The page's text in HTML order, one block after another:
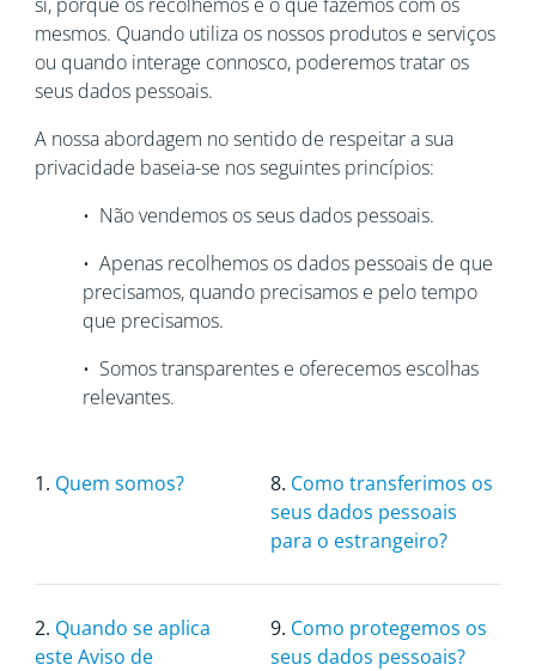
mesmos. Quando utiliza os nossos produtos e serviços
ou quando interage connosco, poderemos tratar os
seus dados pessoais.
A nossa abordagem no sentido de respeitar a sua
privacidade baseia-se nos seguintes princípios:
• Não vendemos os seus dados pessoais.
• Apenas recolhemos os dados pessoais de que
precisamos, quando precisamos e pelo tempo
que precisamos.
• Somos transparentes e oferecemos escolhas
relevantes.
1. Quem somos? 8. Como transferimos os
seus dados pessoais
para o estrangeiro?
2. Quando se aplica
este Aviso de
9. Como protegemos os
seus dados pessoais?